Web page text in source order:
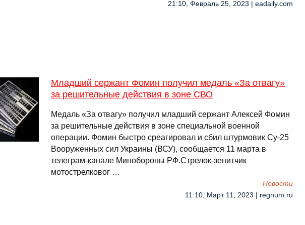
21:10, Февраль 25, 2023 | eadaily.com
Младший сержант Фомин получил медаль «За отвагу»
за решительные действия в зоне СВО
Медаль «За отвагу» получил младший сержант Алексей Фомин
за решительные действия в зоне специальной военной
операции. Фомин быстро среагировал и сбил штурмовик Су-25
Вооруженных сил Украины (ВСУ), сообщается 11 марта в
телеграм-канале Минобороны РФ.Стрелок-зенитчик
мотострелковог …
Новости
11:10, Март 11, 2023 | regnum.ru